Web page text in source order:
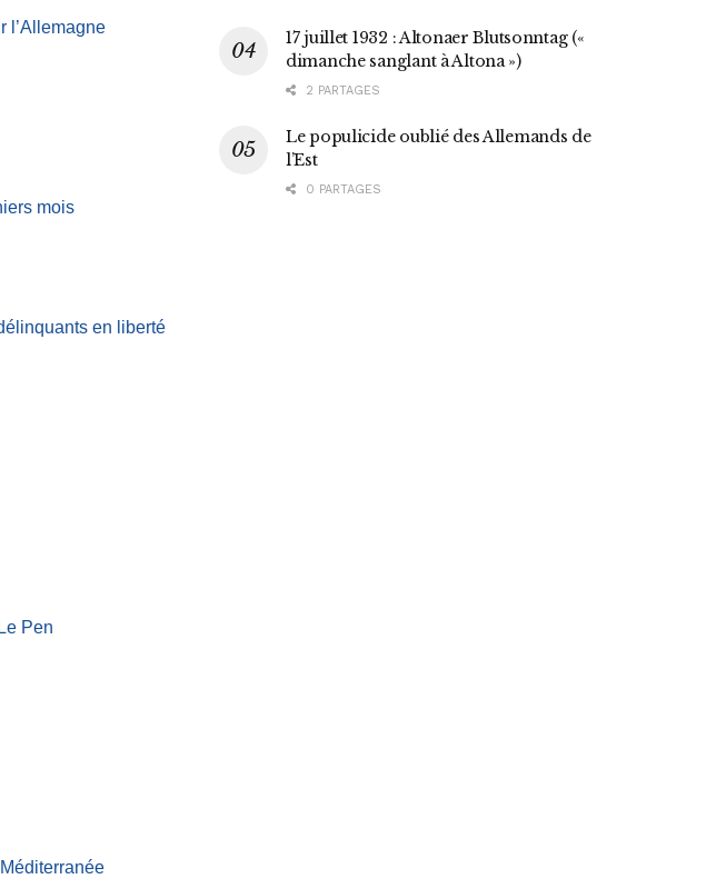
l’Allemagne
mois
en liberté
Pen
17 juillet 1932 : Altonaer Blutsonntag («
dimanche sanglant à Altona »)
2 PARTAGES
Le populicide oublié des Allemands de
l’Est
0 PARTAGES